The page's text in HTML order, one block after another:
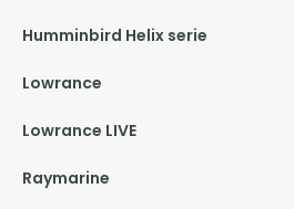
Humminbird Helix serie
Lowrance
Lowrance LIVE
Raymarine